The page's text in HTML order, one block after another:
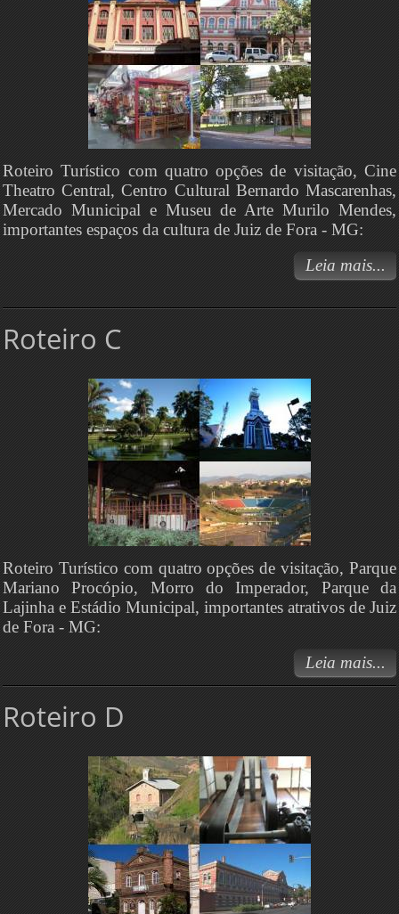
Roteiro Turístico com quatro opções de visitação, Cine
Theatro Central, Centro Cultural Bernardo Mascarenhas,
Mercado Municipal e Museu de Arte Murilo Mendes,
importantes espaços da cultura de Juiz de Fora - MG:
Leia mais...
Roteiro C
Roteiro Turístico com quatro opções de visitação, Parque
Mariano Procópio, Morro do Imperador, Parque da
Lajinha e Estádio Municipal, importantes atrativos de Juiz
de Fora - MG:
Leia mais...
Roteiro D